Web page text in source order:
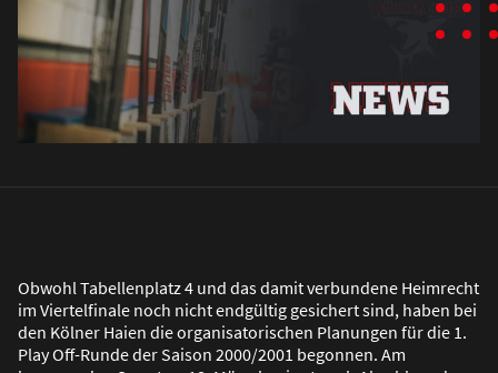
Obwohl Tabellenplatz 4 und das damit verbundene Heimrecht
im Viertelfinale noch nicht endgültig gesichert sind, haben bei
den Kölner Haien die organisatorischen Planungen für die 1.
Play Off-Runde der Saison 2000/2001 begonnen. Am